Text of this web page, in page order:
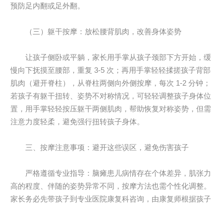
预防足内翻或足外翻。
（三）躯干按摩：放松腰背肌肉，改善身体姿势
让孩子侧卧或平躺，家长用手掌从孩子颈部下方开始，缓
慢向下抚摸至腰部，重复 3-5 次；再用手掌轻轻揉搓孩子背部
肌肉（避开脊柱），从脊柱两侧向外侧按摩，每次 1-2 分钟；
若孩子有躯干扭转、姿势不对称情况，可轻轻调整孩子身体位
置，用手掌轻轻按压躯干两侧肌肉，帮助恢复对称姿势，但需
注意力度轻柔，避免强行扭转孩子身体。
三、按摩注意事项：避开这些误区，避免伤害孩子
严格遵循专业指导：脑瘫患儿病情存在个体差异，肌张力
高的程度、伴随的姿势异常不同，按摩方法也需个性化调整。
家长务必先带孩子到专业医院康复科咨询，由康复师根据孩子